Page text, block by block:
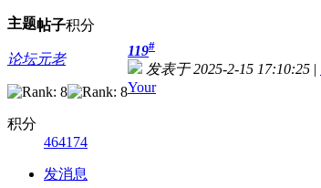
主题帖子积分
论坛元老
积分
464174
发消息
119#
发表于 2025-2-15 17:10:25 |
Your